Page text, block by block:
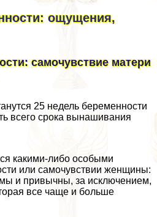
ощущения,
самочувствие матери
25 недель беременности
всего срока вынашивания
какими-либо особыми
или самочувствии женщины:
и привычны, за исключением,
все чаще и больше